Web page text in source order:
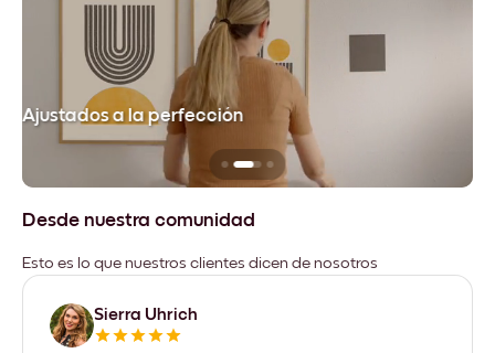
Ajustados a la perfección
Desde nuestra comunidad
Esto es lo que nuestros clientes dicen de nosotros
Sierra Uhrich